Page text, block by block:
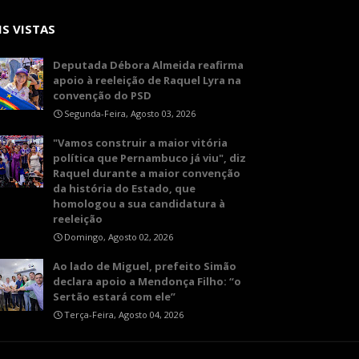
VISTAS
Deputada Débora Almeida reafirma
apoio à reeleição de Raquel Lyra na
convenção do PSD
Segunda-Feira, Agosto 03, 2026
"Vamos construir a maior vitória
política que Pernambuco já viu", diz
Raquel durante a maior convenção
da história do Estado, que
homologou a sua candidatura à
reeleição
Domingo, Agosto 02, 2026
Ao lado de Miguel, prefeito Simão
declara apoio a Mendonça Filho: “o
Sertão estará com ele”
Terça-Feira, Agosto 04, 2026